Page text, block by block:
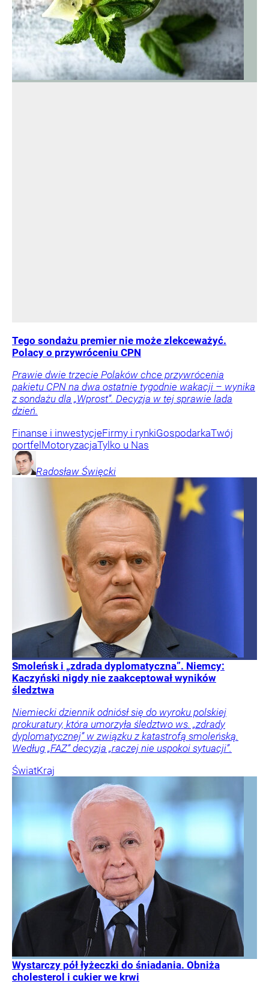
Tego sondażu premier nie może zlekceważyć.
Polacy o przywróceniu CPN
Prawie dwie trzecie Polaków chce przywrócenia
pakietu CPN na dwa ostatnie tygodnie wakacji – wynika
z sondażu dla „Wprost”. Decyzja w tej sprawie lada
dzień.
Finanse i inwestycjeFirmy i rynkiGospodarkaTwój
portfel MotoryzacjaTylko u Nas
Radosław Święcki
Smoleńsk i „zdrada dyplomatyczna”. Niemcy:
Kaczyński nigdy nie zaakceptował wyników
śledztwa
Niemiecki dziennik odniósł się do wyroku polskiej
prokuratury, która umorzyła śledztwo ws. „zdrady
dyplomatycznej” w związku z katastrofą smoleńską.
Według „FAZ” decyzja „raczej nie uspokoi sytuacji”.
ŚwiatKraj
Wystarczy pół łyżeczki do śniadania. Obniża
cholesterol i cukier we krwi